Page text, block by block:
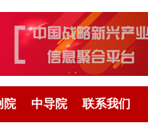
院 中导院 联系我们